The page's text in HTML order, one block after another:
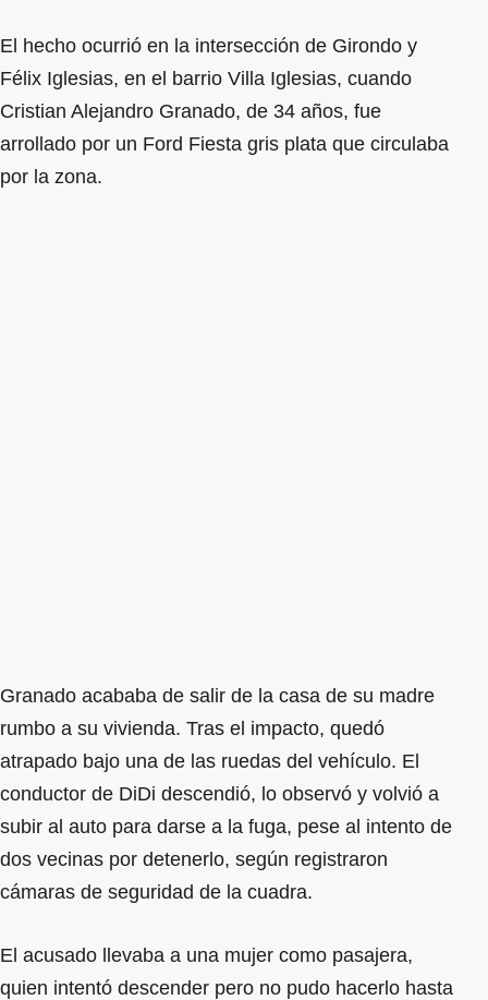
El hecho ocurrió en la intersección de Girondo y
Félix Iglesias, en el barrio Villa Iglesias, cuando
Cristian Alejandro Granado, de 34 años, fue
arrollado por un Ford Fiesta gris plata que circulaba
por la zona.
Granado acababa de salir de la casa de su madre
rumbo a su vivienda. Tras el impacto, quedó
atrapado bajo una de las ruedas del vehículo. El
conductor de DiDi descendió, lo observó y volvió a
subir al auto para darse a la fuga, pese al intento de
dos vecinas por detenerlo, según registraron
cámaras de seguridad de la cuadra.
El acusado llevaba a una mujer como pasajera,
quien intentó descender pero no pudo hacerlo hasta